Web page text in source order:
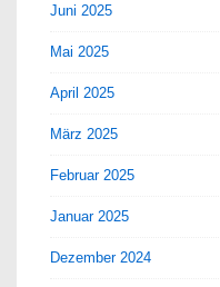
Juni 2025
Mai 2025
April 2025
März 2025
Februar 2025
Januar 2025
Dezember 2024